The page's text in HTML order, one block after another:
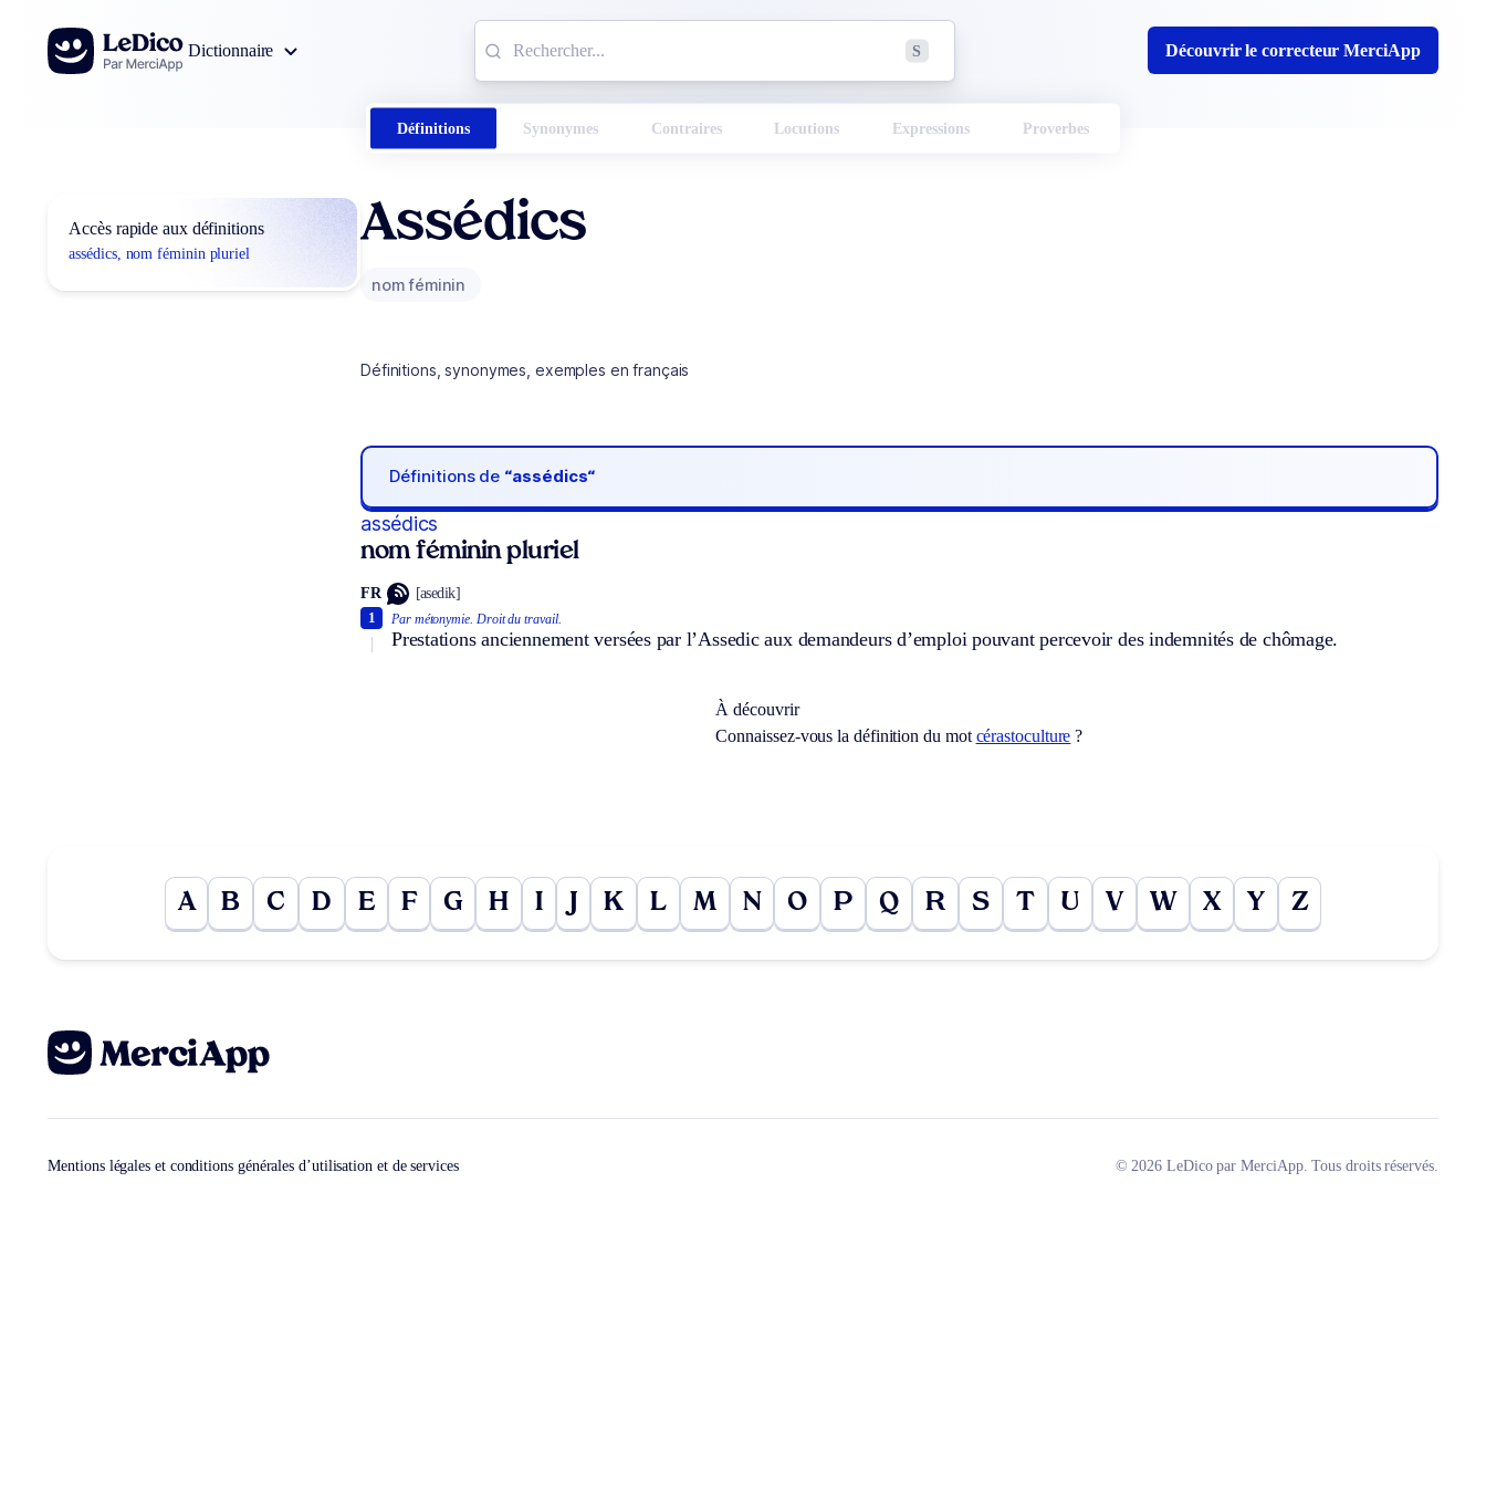
Aller au contenu
Dictionnaire
S Découvrir le correcteur MerciApp
Définitions Synonymes Contraires Locutions Expressions Proverbes
Accès rapide aux définitions
assédics, nom féminin pluriel
Assédics
nom féminin
Définitions, synonymes, exemples en français
Définitions de “assédics“
assédics
nom féminin pluriel
FR [asedik]
Par métonymie. Droit du travail.
Prestations anciennement versées par l’Assedic aux demandeurs d’emploi pouvant percevoir des indemnités de chômage.
1
À découvrir
Connaissez-vous la définition du mot cérastoculture ?
A B C D E F G H I K L M N O P Q R S T U V W X Y Z
Mentions légales et conditions générales d’utilisation et de services © 2026 LeDico par MerciApp. Tous droits réservés.